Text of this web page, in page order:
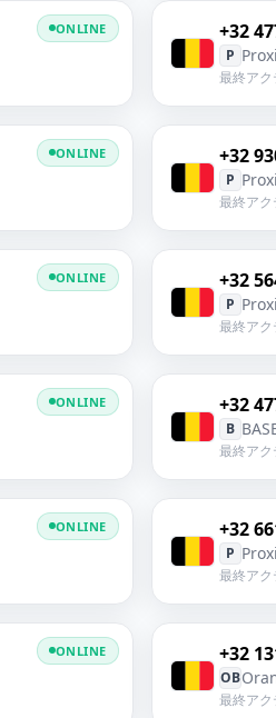
ONLINE +32
P
最終ア
ONLINE +32
P
最終ア
ONLINE +32
P
最終ア
ONLINE +32
B
最終ア
ONLINE +32
P
最終ア
ONLINE +32
OB
最終ア